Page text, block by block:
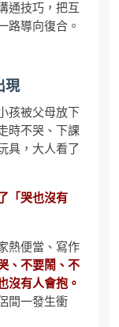
通技巧，把互
路導向復合。
現
孩被父母放下
時不哭、下課
具，大人看了
「哭也沒有
熱便當、寫作
、不要鬧、不
沒有人會抱。
間一發生衝